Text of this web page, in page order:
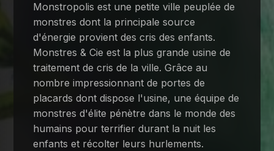
Monstropolis est une petite ville peuplée de
monstres dont la principale source
d'énergie provient des cris des enfants.
Monstres & Cie est la plus grande usine de
traitement de cris de la ville. Grâce au
nombre impressionnant de portes de
placards dont dispose l'usine, une équipe de
monstres d'élite pénètre dans le monde des
humains pour terrifier durant la nuit les
enfants et récolter leurs hurlements.